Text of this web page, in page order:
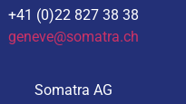
+41 (0)22 827 38 38
geneve@somatra.ch
Somatra AG